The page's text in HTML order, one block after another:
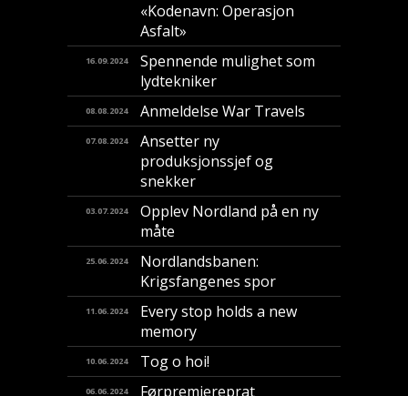
«Kodenavn: Operasjon
Asfalt»
16.09.2024
Spennende mulighet som
lydtekniker
08.08.2024 Anmeldelse War Travels
07.08.2024
Ansetter ny
produksjonssjef og
snekker
03.07.2024
Opplev Nordland på en ny
måte
25.06.2024
Nordlandsbanen:
Krigsfangenes spor
11.06.2024
Every stop holds a new
memory
10.06.2024 Tog o hoi!
06.06.2024 Førpremiereprat